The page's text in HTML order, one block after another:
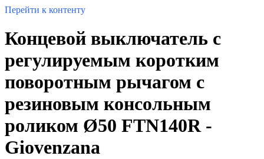
Перейти к контенту
Концевой выключатель с
регулируемым коротким
поворотным рычагом с
резиновым консольным
роликом Ø50 FTN140R -
Giovenzana